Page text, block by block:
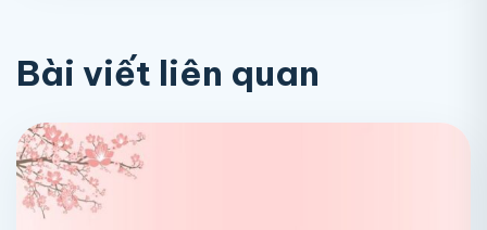
Bài viết liên quan